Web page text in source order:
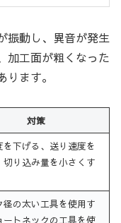
振動し、異音が発生
加工面が粗くなった
ます。
対策
を下げる、送り速度を
切り込み量を小さくす
径の太い工具を使用す
ートネックの工具を使